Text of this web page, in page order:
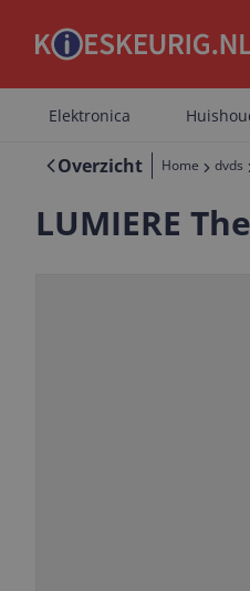
Elektronica
Overzicht Home dvds
LUMIERE